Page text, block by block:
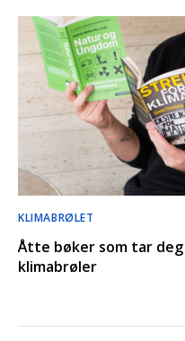
KLIMABRØLET
Åtte bøker som tar
klimabrøler